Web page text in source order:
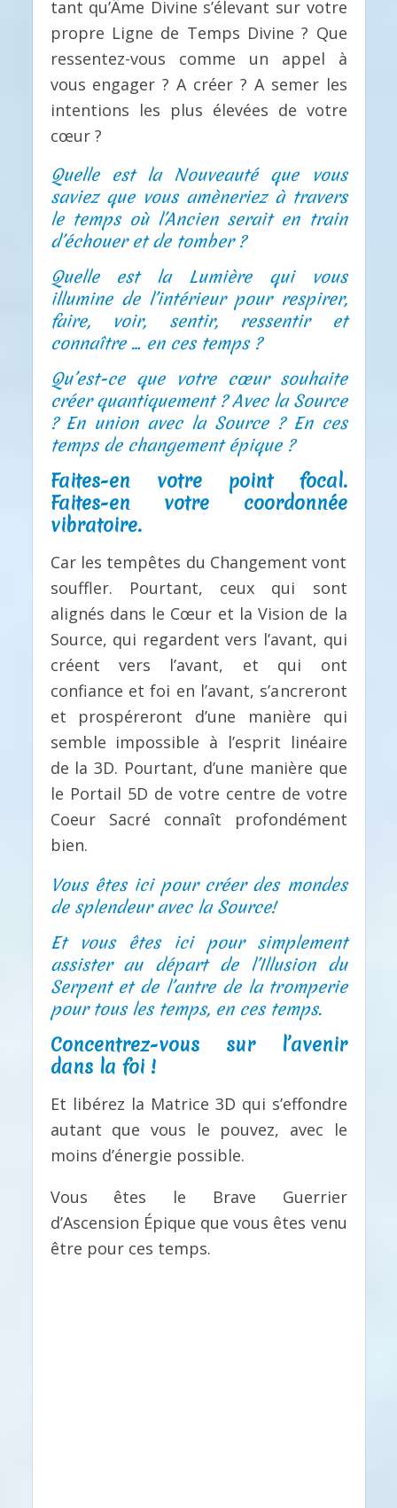
tant qu’Âme Divine s’élevant sur votre
propre Ligne de Temps Divine ? Que
ressentez-vous comme un appel à
vous engager ? A créer ? A semer les
intentions les plus élevées de votre
cœur ?
Quelle est la Nouveauté que vous
saviez que vous amèneriez à travers
le temps où l’Ancien serait en train
d’échouer et de tomber ?
Quelle est la Lumière qui vous
illumine de l’intérieur pour respirer,
faire, voir, sentir, ressentir et
connaître … en ces temps ?
Qu’est-ce que votre cœur souhaite
créer quantiquement ? Avec la Source
? En union avec la Source ? En ces
temps de changement épique ?
Faites-en votre point focal.
Faites-en votre coordonnée
vibratoire.
Car les tempêtes du Changement vont
souffler. Pourtant, ceux qui sont
alignés dans le Cœur et la Vision de la
Source, qui regardent vers l’avant, qui
créent vers l’avant, et qui ont
confiance et foi en l’avant, s’ancreront
et prospéreront d’une manière qui
semble impossible à l’esprit linéaire
de la 3D. Pourtant, d’une manière que
le Portail 5D de votre centre de votre
Coeur Sacré connaît profondément
bien.
Vous êtes ici pour créer des mondes
de splendeur avec la Source!
Et vous êtes ici pour simplement
assister au départ de l’Illusion du
Serpent et de l’antre de la tromperie
pour tous les temps, en ces temps.
Concentrez-vous sur l’avenir
dans la foi !
Et libérez la Matrice 3D qui s’effondre
autant que vous le pouvez, avec le
moins d’énergie possible.
Vous êtes le Brave Guerrier
d’Ascension Épique que vous êtes venu
être pour ces temps.